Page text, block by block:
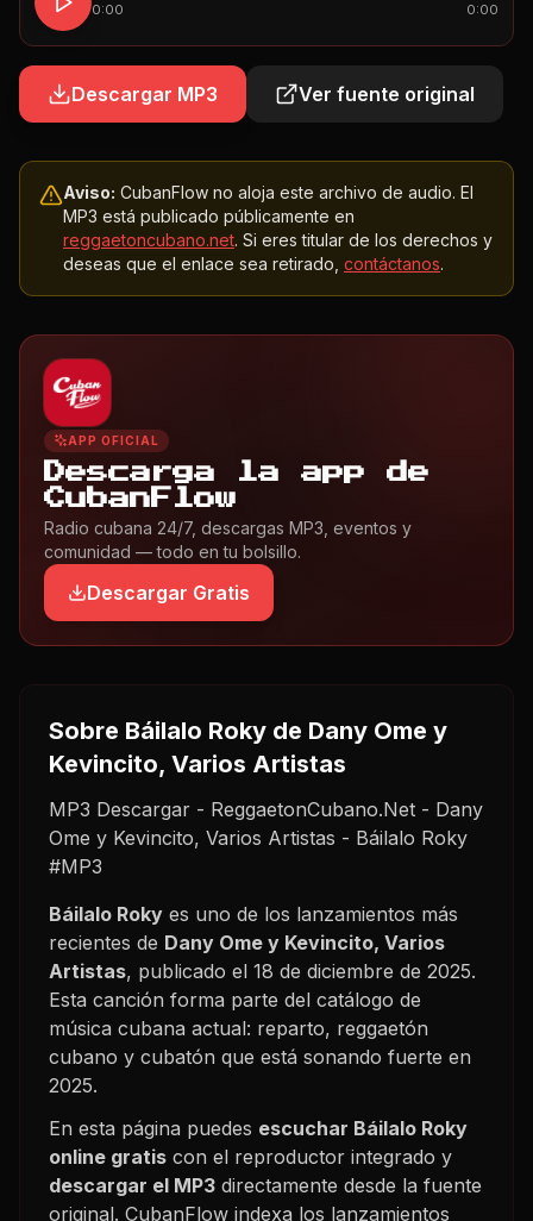
0:00 0:00
Descargar MP3 Ver fuente original
Aviso: CubanFlow no aloja este archivo de audio. El
MP3 está publicado públicamente en
reggaetoncubano.net. Si eres titular de los derechos y
deseas que el enlace sea retirado, contáctanos.
APP OFICIAL
Descarga la app de
CubanFlow
Radio cubana 24/7, descargas MP3, eventos y
comunidad — todo en tu bolsillo.
Descargar Gratis
Sobre Báilalo Roky de Dany Ome y
Kevincito, Varios Artistas
MP3 Descargar - ReggaetonCubano.Net - Dany
Ome y Kevincito, Varios Artistas - Báilalo Roky
#MP3
Báilalo Roky es uno de los lanzamientos más
recientes de Dany Ome y Kevincito, Varios
Artistas, publicado el 18 de diciembre de 2025.
Esta canción forma parte del catálogo de
música cubana actual: reparto, reggaetón
cubano y cubatón que está sonando fuerte en
2025.
En esta página puedes escuchar Báilalo Roky
online gratis con el reproductor integrado y
descargar el MP3 directamente desde la fuente
original. CubanFlow indexa los lanzamientos